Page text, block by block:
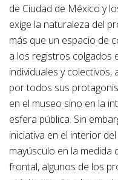
de Ciudad de México y
exige la naturaleza del
más que un espacio de
a los registros colgados
individuales y
por todos sus
en el museo sino en la
esfera pública. Sin
iniciativa en el interior
mayúsculo en la medida
frontal, algunos de los